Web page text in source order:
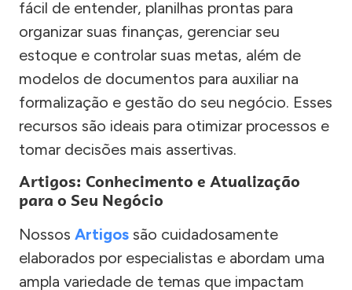
fácil de entender, planilhas prontas para
organizar suas finanças, gerenciar seu
estoque e controlar suas metas, além de
modelos de documentos para auxiliar na
formalização e gestão do seu negócio. Esses
recursos são ideais para otimizar processos e
tomar decisões mais assertivas.
Artigos: Conhecimento e Atualização
para o Seu Negócio
Nossos Artigos são cuidadosamente
elaborados por especialistas e abordam uma
ampla variedade de temas que impactam